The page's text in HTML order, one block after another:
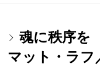
魂に秩序を
マット・ラフ